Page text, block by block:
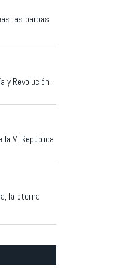
las barbas
y Revolución.
VI República
la eterna